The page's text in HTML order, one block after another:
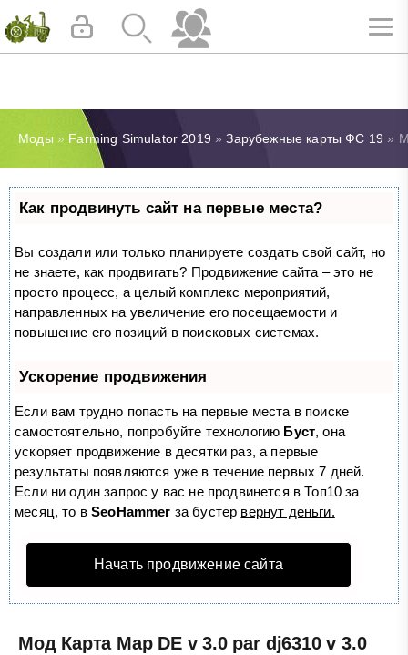
Моды » Farming Simulator 2019 »Зарубежные карты ФС 19 »
Как продвинуть сайт на первые места?
Вы создали или только планируете создать свой сайт, но
не знаете, как продвигать? Продвижение сайта – это не
просто процесс, а целый комплекс мероприятий,
направленных на увеличение его посещаемости и
повышение его позиций в поисковых системах.
Ускорение продвижения
Если вам трудно попасть на первые места в поиске
самостоятельно, попробуйте технологию Буст, она
ускоряет продвижение в десятки раз, а первые
результаты появляются уже в течение первых 7 дней.
Если ни один запрос у вас не продвинется в Топ10 за
месяц, то вSeoHammer за бустер вернут деньги.
Начать продвижение сайта
Мод Карта Map DE v 3.0 par dj6310 v 3.0